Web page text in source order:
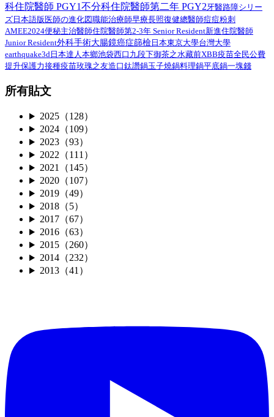
科住院醫師 PGY1不分科住院醫師第二年 PGY2牙醫路障シリー
ズ日本語版医師の進化図職能治療師早療長照復健總醫師痘痘粉刺
AMEE2024便秘主治醫師住院醫師第2-3年 Senior Resident新進住院醫師
Junior Resident外科手術大腸鏡癌症篩檢 日本東京大學台灣大學
earthquake3d 日本達人本鄉池袋西口 九段下御茶之水藏前XBB疫苗全民公費
提升保護力接種疫苗玫瑰之友造口鈦讚鍋玉子燒鍋料理鍋平底鍋一塊錢
所有貼文
2025（128）
2024（109）
2023（93）
2022（111）
2021（145）
2020（107）
2019（49）
2018（5）
2017（67）
2016（63）
2015（260）
2014（232）
2013（41）